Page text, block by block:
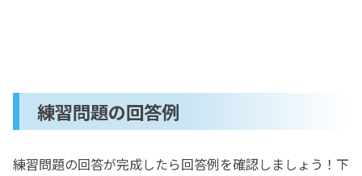
練習問題の回答例
練習問題の回答が完成したら回答例を確認しましょう！下